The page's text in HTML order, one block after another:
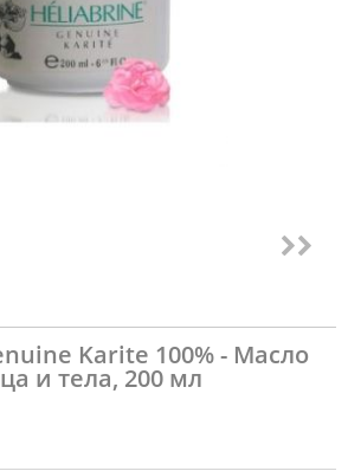
Karite 100% - Масло
и тела, 200 мл